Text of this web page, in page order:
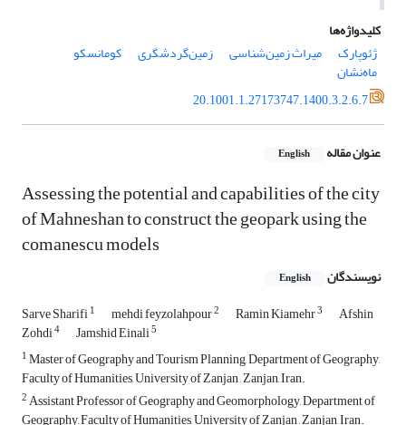
کلیدواژه‌ها
ژئوپارک
میراث زمین‌شناسی زمین‌گردشگری کومانسکو
ماه‌نشان
20.1001.1.27173747.1400.3.2.6.7
عنوان مقاله English
Assessing the potential and capabilities of the city
of Mahneshan to construct the geopark using the
comanescu models
نویسندگان English
Sarve Sharifi1 mehdi feyzolahpour2 Ramin Kiamehr3 Afshin
Zohdi4 Jamshid Einali5
1Master of Geography and Tourism Planning, Department of Geography,
Faculty of Humanities, University of Zanjan , Zanjan, Iran.
2Assistant Professor of Geography and Geomorphology, Department of